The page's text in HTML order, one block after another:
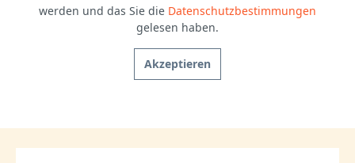
werden und das Sie die Datenschutzbestimmungen
gelesen haben.
Akzeptieren